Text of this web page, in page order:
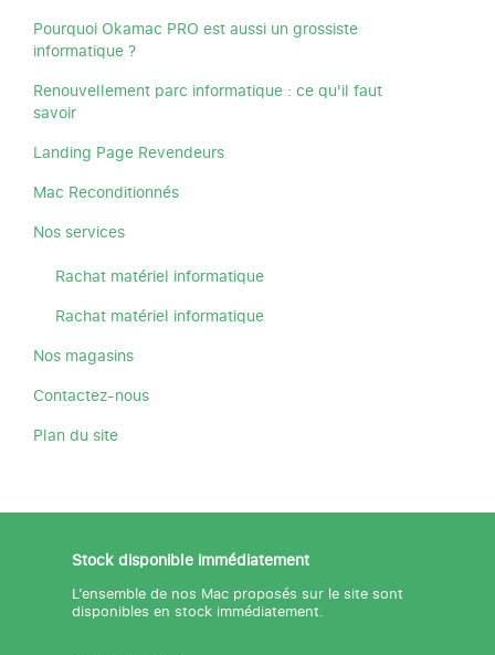
Pourquoi Okamac PRO est aussi un grossiste
informatique ?
Renouvellement parc informatique : ce qu'il faut
savoir
Landing Page Revendeurs
Mac Reconditionnés
Nos services
Rachat matériel informatique
Rachat matériel informatique
Nos magasins
Contactez-nous
Plan du site
Stock disponible immédiatement
L’ensemble de nos Mac proposés sur le site sont
disponibles en stock immédiatement.